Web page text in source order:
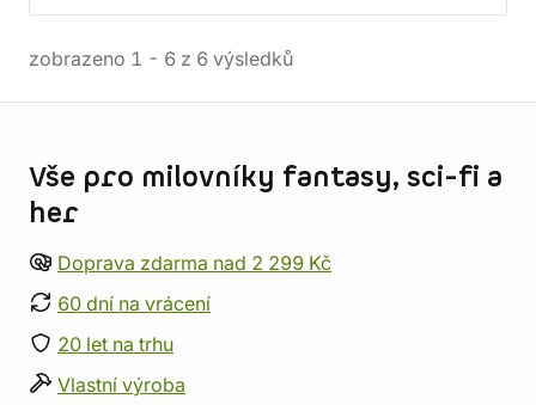
zobrazeno 1 - 6 z 6 výsledků
Vše pro milovníky fantasy, sci-fi a
her
Doprava zdarma nad 2 299 Kč
60 dní na vrácení
20 let na trhu
Vlastní výroba